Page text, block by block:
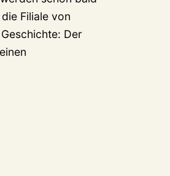
Filiale von
Der